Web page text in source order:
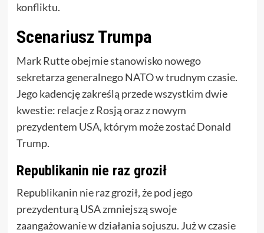
konfliktu.
Scenariusz Trumpa
Mark Rutte obejmie stanowisko nowego
sekretarza generalnego NATO w trudnym czasie.
Jego kadencję zakreślą przede wszystkim dwie
kwestie: relacje z Rosją oraz z nowym
prezydentem USA, którym może zostać Donald
Trump.
Republikanin nie raz groził
Republikanin nie raz groził, że pod jego
prezydenturą USA zmniejszą swoje
zaangażowanie w działania sojuszu. Już w czasie